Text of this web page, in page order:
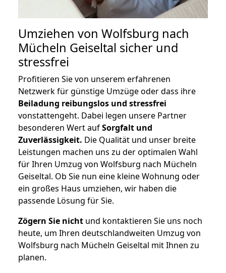
Umziehen von Wolfsburg nach
Mücheln Geiseltal sicher und
stressfrei
Profitieren Sie von unserem erfahrenen
Netzwerk für günstige Umzüge oder dass ihre
Beiladung reibungslos und stressfrei
vonstattengeht. Dabei legen unsere Partner
besonderen Wert aufSorgfalt und
Zuverlässigkeit. Die Qualität und unser breite
Leistungen machen uns zu der optimalen Wahl
für Ihren Umzug von Wolfsburg nach Mücheln
Geiseltal. Ob Sie nun eine kleine Wohnung oder
ein großes Haus umziehen, wir haben die
passende Lösung für Sie.
Zögern Sie nicht und kontaktieren Sie uns noch
heute, um Ihren deutschlandweiten Umzug von
Wolfsburg nach Mücheln Geiseltal mit Ihnen zu
planen.